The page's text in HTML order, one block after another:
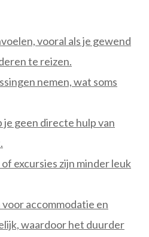
vooral als je gewend
te reizen.
nemen, wat soms
je geen directe hulp van
excursies zijn minder leuk
accommodatie en
waardoor het duurder